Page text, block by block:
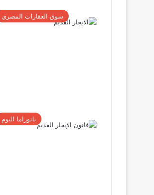
سوق العقارات المصري
بانوراما اليوم